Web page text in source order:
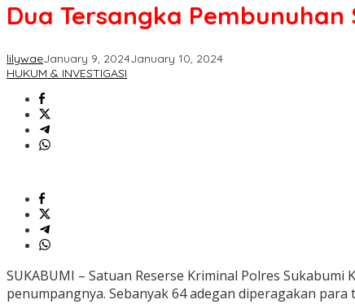
Dua Tersangka
lilywaeJanuary 9, 2024January 10, 2024
HUKUM & INVESTIGASI
SUKABUMI – Satuan Reserse Kriminal Polres
penumpangnya. Sebanyak 64 adegan diperagakan para